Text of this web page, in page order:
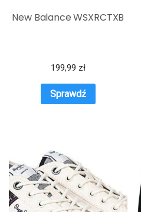
New Balance WSXRCTXB
199,99 zł
Sprawdź